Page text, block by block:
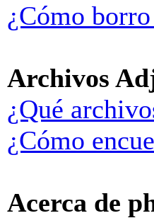
¿Cómo
Archivos
¿Qué
¿Cómo
Acerca de